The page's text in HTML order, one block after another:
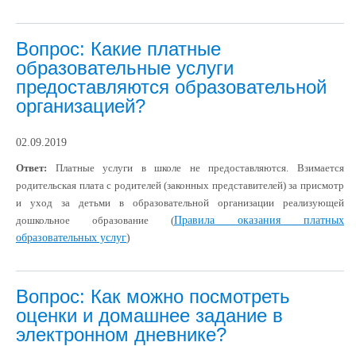
Вопрос: Какие платные
образовательные услуги
предоставляются образовательной
организацией?
02.09.2019
Ответ: Платные услуги в школе не предоставляются. Взимается
родительская плата с родителей (законных представителей) за присмотр
и уход за детьми в образовательной организации реализующей
дошкольное образование (Правила оказания платных
образовательных услуг)
Вопрос: Как можно посмотреть
оценки и домашнее задание в
электронном дневнике?